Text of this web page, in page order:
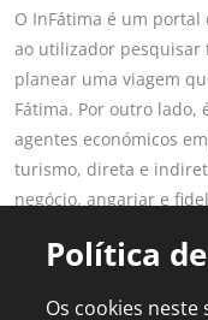
O InFátima é um
ao utilizador pesquisar
planear uma viagem
Fátima. Por outro
agentes económicos
turismo, direta e
negócio, angariar e
Saber mais
LINKS POPULARES
Política
Os cookies